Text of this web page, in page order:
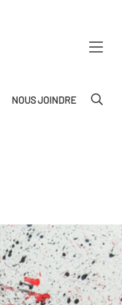
NOUS JOINDRE